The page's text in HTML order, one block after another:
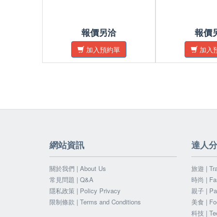
報價另洽
加入預約單
報價
加入
網站資訊
關於我們 | About Us
常見問題 | Q&A
隱私政策 | Policy Privacy
限制條款 | Terms and Conditions
達人
旅遊 |
時尚 |
親子 |
美食 |
科技 |